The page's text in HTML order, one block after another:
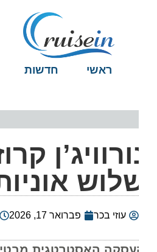
ראשי חדשות
עוזי בכר פברואר 17, 2026 am